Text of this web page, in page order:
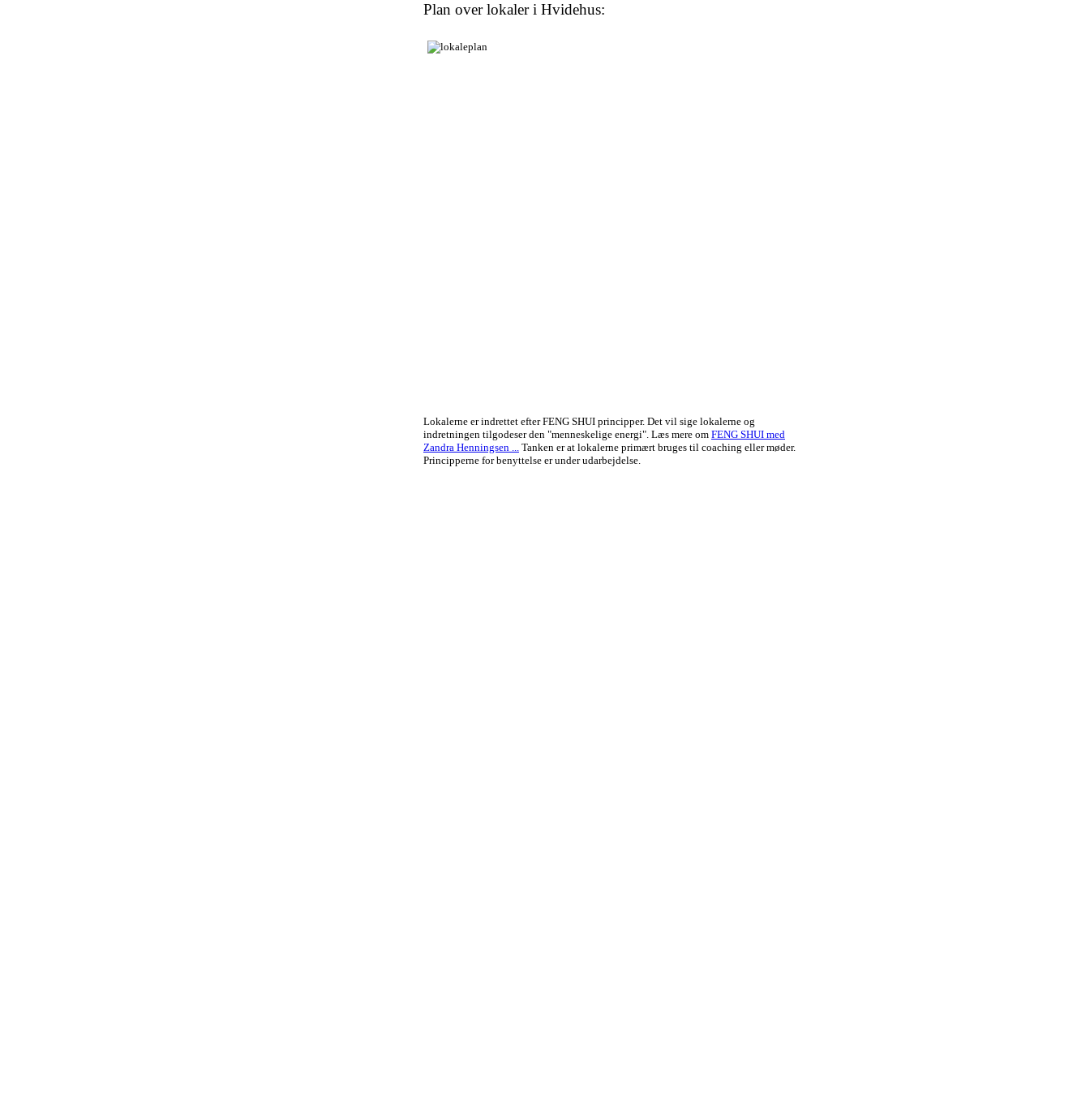
Plan over lokaler i Hvidehus:
Lokalerne er indrettet efter FENG SHUI principper. Det vil sige lokalerne og
indretningen tilgodeser den "menneskelige energi". Læs mere om FENG SHUI med
Zandra Henningsen ... Tanken er at lokalerne primært bruges til coaching eller møder.
Principperne for benyttelse er under udarbejdelse.